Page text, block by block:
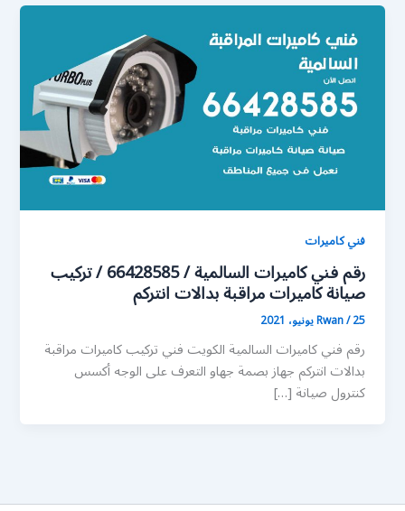
فني كاميرات
رقم فني كاميرات السالمية / 66428585 / تركيب
صيانة كاميرات مراقبة بدالات انتركم
Rwan/25 يونيو، 2021
رقم فني كاميرات السالمية الكويت فني تركيب كاميرات مراقبة
بدالات انتركم جهاز بصمة جهاو التعرف على الوجه أكسس
كنترول صيانة […]